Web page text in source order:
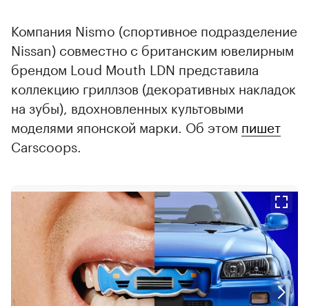
Компания Nismo (спортивное подразделение
Nissan) совместно с британским ювелирным
брендом Loud Mouth LDN представила
коллекцию гриллзов (декоративных накладок
на зубы), вдохновленных культовыми
моделями японской марки. Об этом пишет
Carscoops.